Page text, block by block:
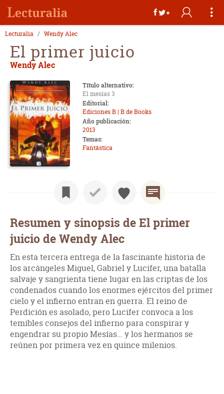
Lecturalia Wendy Alec
El primer juicio
Wendy Alec
Título alternativo:
El mesías 3
Editorial:
Ediciones B | B de Books
Año publicación:
2013
Temas:
Fantástica
Resumen y sinopsis de El primer
juicio de Wendy Alec
En esta tercera entrega de la fascinante historia de
los arcángeles Miguel, Gabriel y Lucifer, una batalla
salvaje y sangrienta tiene lugar en las criptas de los
condenados cuando los enormes ejércitos del primer
cielo y el infierno entran en guerra. El reino de
Perdición es asolado, pero Lucifer convoca a los
temibles consejos del infierno para conspirar y
engendrar su propio Mesías… y los hermanos se
reúnen por primera vez en quince milenios.